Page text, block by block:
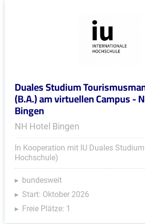
Duales Studium
(B.A.) am virtuellen Campus -
Bingen
NH Hotel Bingen
In Kooperation mit IU Duales
Hochschule)
bundesweit
Start: Oktober 2026
Freie Plätze: 1